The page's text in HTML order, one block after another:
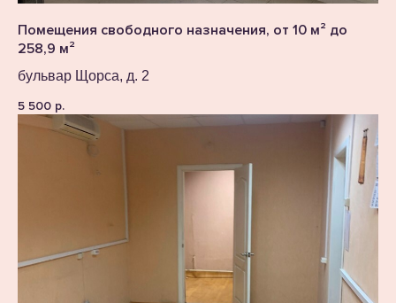
Помещения свободного назначения, от 10 м² до
258,9 м²
бульвар Щорса, д. 2
5 500 р.